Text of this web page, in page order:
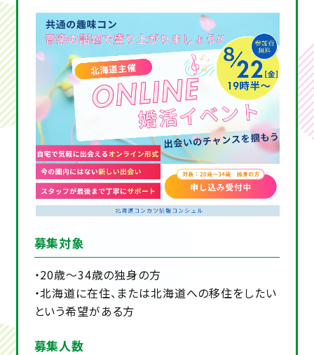
募集対象
・20歳～34歳の独身の方
・北海道に在住、または北海道への移住をしたい
という希望がある方
募集人数